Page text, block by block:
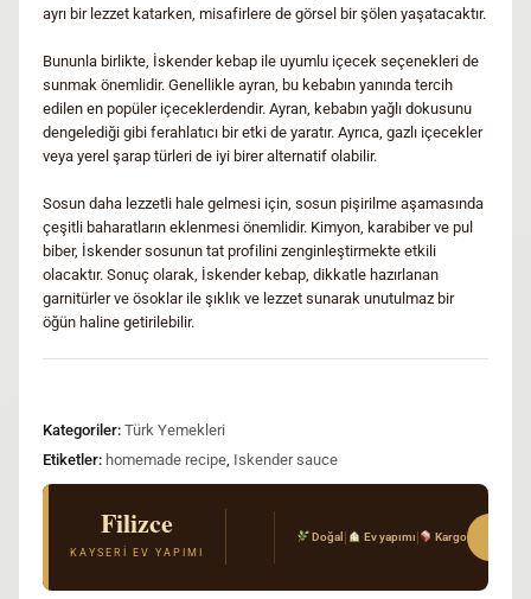
ayrı bir lezzet katarken, misafirlere de görsel bir şölen yaşatacaktır.
Bununla birlikte, İskender kebap ile uyumlu içecek seçenekleri de
sunmak önemlidir. Genellikle ayran, bu kebabın yanında tercih
edilen en popüler içeceklerdendir. Ayran, kebabın yağlı dokusunu
dengelediği gibi ferahlatıcı bir etki de yaratır. Ayrıca, gazlı içecekler
veya yerel şarap türleri de iyi birer alternatif olabilir.
Sosun daha lezzetli hale gelmesi için, sosun pişirilme aşamasında
çeşitli baharatların eklenmesi önemlidir. Kimyon, karabiber ve pul
biber, İskender sosunun tat profilini zenginleştirmekte etkili
olacaktır. Sonuç olarak, İskender kebap, dikkatle hazırlanan
garnitürler ve ösoklar ile şıklık ve lezzet sunarak unutulmaz bir
öğün haline getirilebilir.
Kategoriler: Türk Yemekleri
Etiketler: homemade recipe Iskender sauce
Filizce
KAYSERI EV YAPIMI
El Açması Mantı & Ev Yemekleri
Gerçek Kayseri tarifi · Kimyasal katkı yok ·
Doğal | Ev yapımı| Kargo